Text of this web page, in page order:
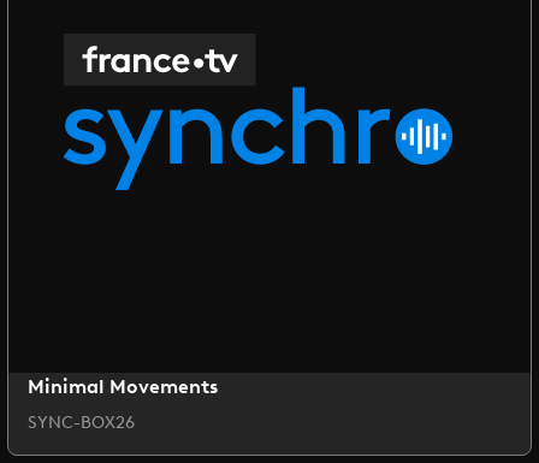
Minimal Movements
SYNC-BOX26